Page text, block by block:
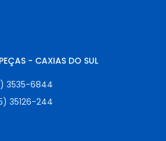
- CAXIAS DO SUL
3535-6844
35126-244